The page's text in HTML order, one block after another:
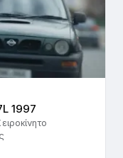
1997